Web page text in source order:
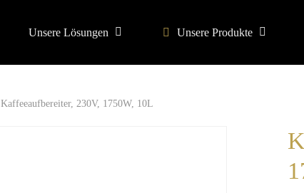
Unsere Lösungen Unsere Produkte
Kaffeeaufbereiter, 230V, 1750W, 10L